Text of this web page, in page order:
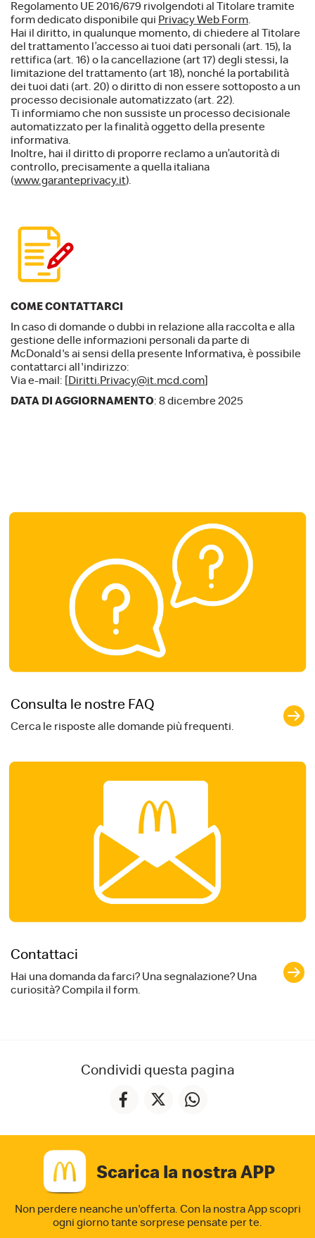
Regolamento UE 2016/679 rivolgendoti al Titolare tramite
form dedicato disponibile qui Privacy Web Form
Hai il diritto, in qualunque momento, di chiedere al Titolare
del trattamento l’accesso ai tuoi dati personali (art. 15), la
rettifica (art. 16) o la cancellazione (art 17) degli stessi, la
limitazione del trattamento (art 18), nonché la portabilità
dei tuoi dati (art. 20) o diritto di non essere sottoposto a un
processo decisionale automatizzato (art. 22).
Ti informiamo che non sussiste un processo decisionale
automatizzato per la finalità oggetto della presente
informativa.
Inoltre, hai il diritto di proporre reclamo a un’autorità di
controllo, precisamente a quella italiana
(www.garanteprivacy.it).
COME CONTATTARCI
In caso di domande o dubbi in relazione alla raccolta e alla
gestione delle informazioni personali da parte di
McDonald's ai sensi della presente Informativa, è possibile
contattarci all'indirizzo:
Via e-mail: [
Diritti.Privacy@it.mcd.com
DATA DI AGGIORNAMENTO: 8 dicembre 2025
Consulta le nostre FAQ
Cerca le risposte alle domande più frequenti.
Contattaci
Hai una domanda da farci? Una segnalazione? Una
curiosità? Compila il form.
Condividi questa pagina
Scarica la nostra APP
Non perdere neanche un'offerta. Con la nostra App scopri
ogni giorno tante sorprese pensate per te.